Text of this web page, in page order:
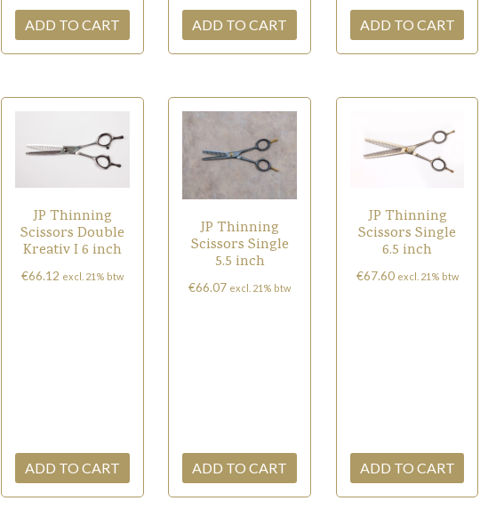
ADD TO CART ADD TO CART ADD TO CART
JP Thinning
Scissors Double
Kreativ I 6 inch
€66.12 excl. 21% btw
ADD TO CART
JP Thinning
Scissors Single
5.5 inch
€66.07 excl. 21% btw
ADD TO CART
JP Thinning
Scissors Single
6.5 inch
€67.60 excl. 21% btw
ADD TO CART